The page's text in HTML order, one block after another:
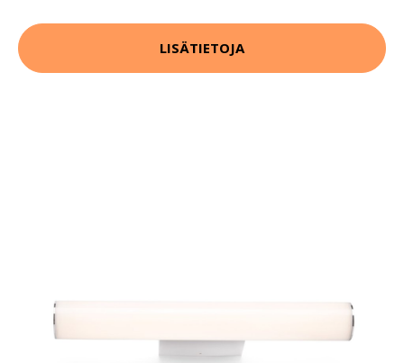
LISÄTIETOJA